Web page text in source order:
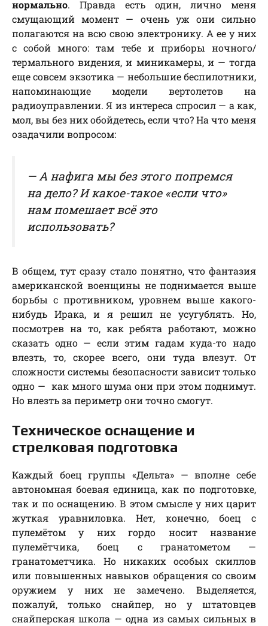
нормально. Правда есть один, лично меня
смущающий момент — очень уж они сильно
полагаются на всю свою электронику. А ее у них
с собой много: там тебе и приборы ночного/
термального видения, и миникамеры, и — тогда
еще совсем экзотика — небольшие беспилотники,
напоминающие модели вертолетов на
радиоуправлении. Я из интереса спросил — а как,
мол, вы без них обойдетесь, если что? На что меня
озадачили вопросом:
— А нафига мы без этого попремся
на дело? И какое-такое «если что»
нам помешает всё это
использовать?
В общем, тут сразу стало понятно, что фантазия
американской военщины не поднимается выше
борьбы с противником, уровнем выше какого-
нибудь Ирака, и я решил не усугублять. Но,
посмотрев на то, как ребята работают, можно
сказать одно — если этим гадам куда-то надо
влезть, то, скорее всего, они туда влезут. От
сложности системы безопасности зависит только
одно — как много шума они при этом поднимут.
Но влезть за периметр они точно смогут.
Техническое оснащение и
стрелковая подготовка
Каждый боец группы «Дельта» — вполне себе
автономная боевая единица, как по подготовке,
так и по оснащению. В этом смысле у них царит
жуткая уравниловка. Нет, конечно, боец с
пулемётом у них гордо носит название
пулемётчика, боец с гранатометом —
гранатометчика. Но никаких особых скиллов
или повышенных навыков обращения со своим
оружием у них не замечено. Выделяется,
пожалуй, только снайпер, но у штатовцев
снайперская школа — одна из самых сильных в